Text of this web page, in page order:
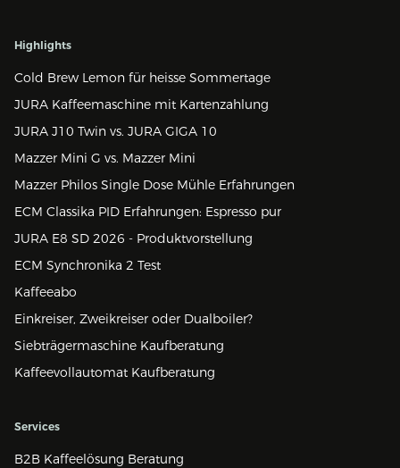
Highlights
Cold Brew Lemon für heisse Sommertage
JURA Kaffeemaschine mit Kartenzahlung
JURA J10 Twin vs. JURA GIGA 10
Mazzer Mini G vs. Mazzer Mini
Mazzer Philos Single Dose Mühle Erfahrungen
ECM Classika PID Erfahrungen: Espresso pur
JURA E8 SD 2026 - Produktvorstellung
ECM Synchronika 2 Test
Kaffeeabo
Einkreiser, Zweikreiser oder Dualboiler?
Siebträgermaschine Kaufberatung
Kaffeevollautomat Kaufberatung
Services
B2B Kaffeelösung Beratung